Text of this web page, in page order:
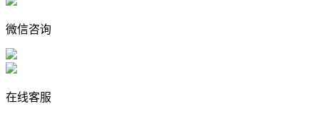
微信咨询
在线客服